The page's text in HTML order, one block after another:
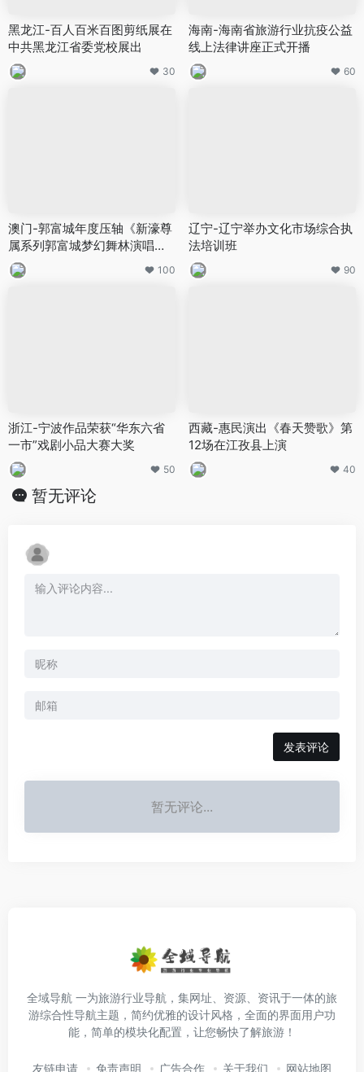
黑龙江-百人百米百图剪纸展在
中共黑龙江省委党校展出
30
海南-海南省旅游行业抗疫公益
线上法律讲座正式开播
60
澳门-郭富城年度压轴《新濠尊
属系列郭富城梦幻舞林演唱会2
023》
100
辽宁-辽宁举办文化市场综合执
法培训班
90
浙江-宁波作品荣获“华东六省
一市”戏剧小品大赛大奖
50
西藏-惠民演出《春天赞歌》第
12场在江孜县上演
40
暂无评论
发表评论
暂无评论...
全域导航 一为旅游行业导航，集网址、资源、资讯于一体的旅
游综合性导航主题，简约优雅的设计风格，全面的界面用户功
能，简单的模块化配置，让您畅快了解旅游！
友链申请 免责声明 广告合作 关于我们 网站地图